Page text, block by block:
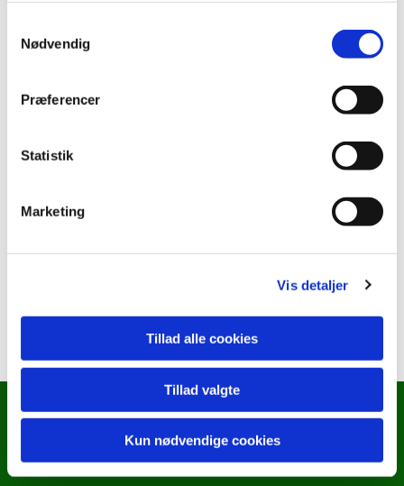
Nødvendig
Præferencer
Statistik
Marketing
Vis detaljer
Tillad alle cookies
Tillad valgte
Kun nødvendige cookies
Møder og referater